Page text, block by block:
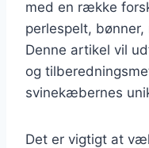
med en række
perlespelt,
Denne artikel vil
og
svinekæbernes
Det er vigtigt at